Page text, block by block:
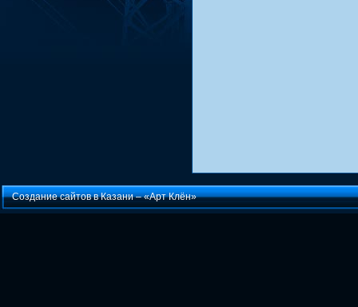
Создание сайтов в Казани –«Арт Клён»